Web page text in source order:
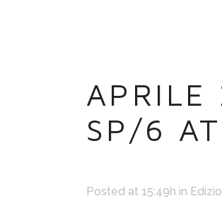
SP/6
Posted at 15:49h in